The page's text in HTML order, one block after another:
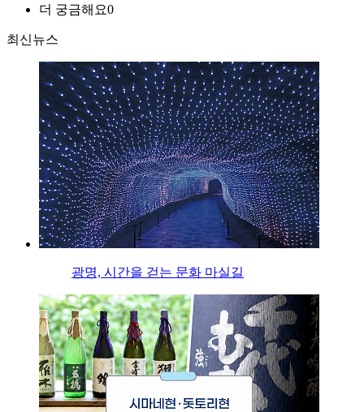
더 궁금해요0
최신뉴스
광명, 시간을 걷는 문화 마실길